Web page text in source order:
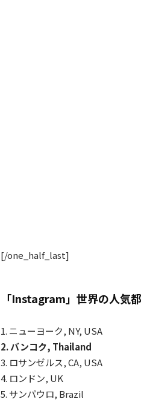
[/one_half_last]
「Instagram」世界の人気
1. ニューヨーク, NY, USA
2. バンコク, Thailand
3. ロサンゼルス, CA, USA
4. ロンドン, UK
5. サンパウロ, Brazil